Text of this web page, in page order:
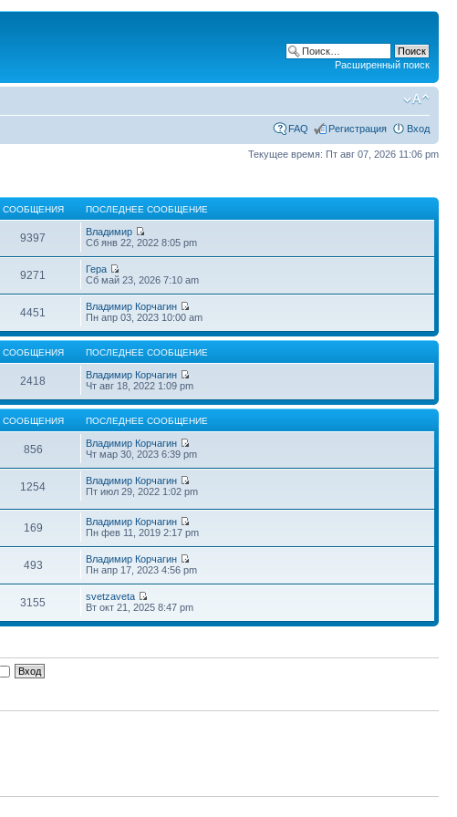
Расширенный поиск
FAQ Регистрация Вход
Текущее время: Пт авг 07, 2026 11:06 pm
СООБЩЕНИЯ ПОСЛЕДНЕЕ СООБЩЕНИЕ
9397
Владимир
Сб янв 22, 2022 8:05 pm
9271
Гера
Сб май 23, 2026 7:10 am
4451
Владимир Корчагин
Пн апр 03, 2023 10:00 am
СООБЩЕНИЯ ПОСЛЕДНЕЕ СООБЩЕНИЕ
2418
Владимир Корчагин
Чт авг 18, 2022 1:09 pm
СООБЩЕНИЯ ПОСЛЕДНЕЕ СООБЩЕНИЕ
856
Владимир Корчагин
Чт мар 30, 2023 6:39 pm
1254
Владимир Корчагин
Пт июл 29, 2022 1:02 pm
169
Владимир Корчагин
Пн фев 11, 2019 2:17 pm
493
Владимир Корчагин
Пн апр 17, 2023 4:56 pm
3155
svetzaveta
Вт окт 21, 2025 8:47 pm